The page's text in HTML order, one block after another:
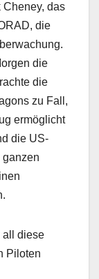
das
die
die
die
zu Fall,
ermöglicht
die US-
ganzen
all diese
Piloten